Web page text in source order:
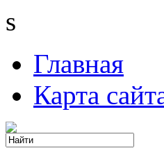
s
Главная
Карта